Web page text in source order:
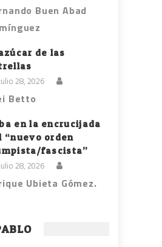
Buen Abad
de las
julio 28, 2026
Betto
en la encrucijada
“nuevo orden
fascista”
julio 28, 2026
Ubieta Gómez.